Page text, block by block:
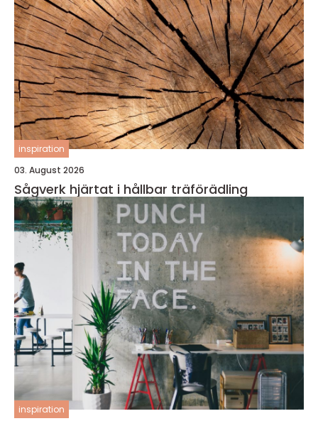
inspiration
03. August 2026
Sågverk hjärtat i hållbar träförädling
inspiration